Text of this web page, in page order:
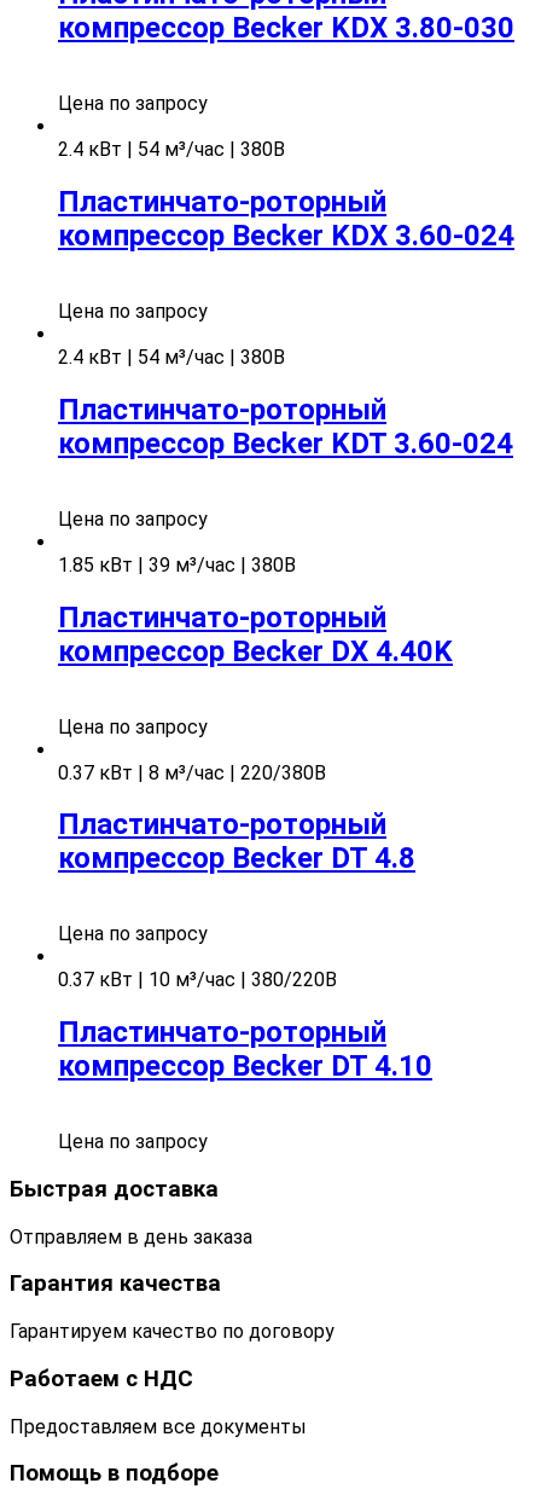
компрессор Becker KDX 3.80-030
Цена по запросу
2.4 кВт | 54 м³/час | 380В
Пластинчато-роторный
компрессор Becker KDX 3.60-024
Цена по запросу
2.4 кВт | 54 м³/час | 380В
Пластинчато-роторный
компрессор Becker KDT 3.60-024
Цена по запросу
1.85 кВт | 39 м³/час | 380В
Пластинчато-роторный
компрессор Becker DX 4.40K
Цена по запросу
0.37 кВт | 8 м³/час | 220/380В
Пластинчато-роторный
компрессор Becker DT 4.8
Цена по запросу
0.37 кВт | 10 м³/час | 380/220В
Пластинчато-роторный
компрессор Becker DT 4.10
Цена по запросу
Быстрая доставка
Отправляем в день заказа
Гарантия качества
Гарантируем качество по договору
Работаем с НДС
Предоставляем все документы
Помощь в подборе